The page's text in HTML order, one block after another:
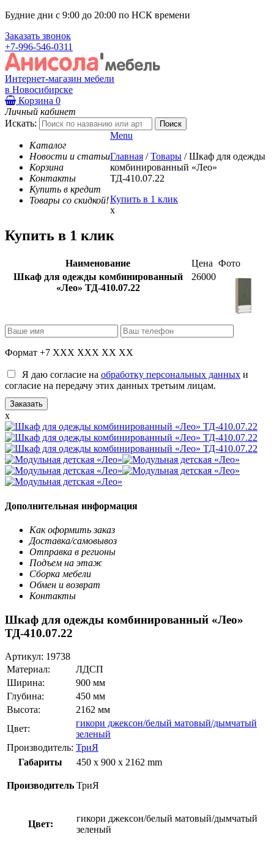
Будние дни с 9:00 до 20:00 по НСК времени
Заказать звонок
+7-996-546-0311
Интернет-магазин мебели
в Новосибирске
Корзина 0
Личный кабинет
Искать:
Каталог
Новости и статьи
Корзина
Контакты
Купить в кредит
Товары со скидкой!
Menu
Главная / Товары / Шкаф для одежды
комбинированный «Лео»
ТД-410.07.22
Купить в 1 клик
x
Купить в 1 клик
Наименование Цена Фото
Шкаф для одежды комбинированный
«Лео» ТД-410.07.22
26000
Формат +7 XXX XXX XX XX
Я даю согласие на обработку персональных данных и
согласие на передачу этих данных третьим лицам.
x
Дополнительная информация
Как оформить заказ
Доставка/самовывоз
Отправка в регионы
Подъем на этаж
Сборка мебели
Обмен и возврат
Контакты
Шкаф для одежды комбинированный «Лео»
ТД-410.07.22
Артикул: 19738
Материал:
ЛДСП
Ширина:
900 мм
Глубина:
450 мм
Высота:
2162 мм
Цвет:
гикори джексон/белый матовый/дымчатый
зеленый
Производитель: ТриЯ
Габариты
450 x 900 x 2162 mm
Производитель ТриЯ
Цвет:
гикори джексон/белый матовый/дымчатый
зеленый